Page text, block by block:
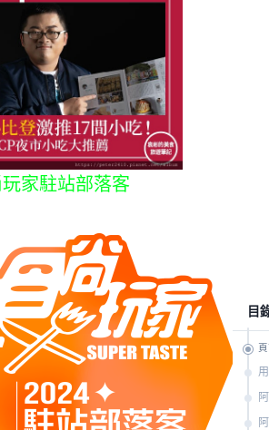
家駐站部落客
目